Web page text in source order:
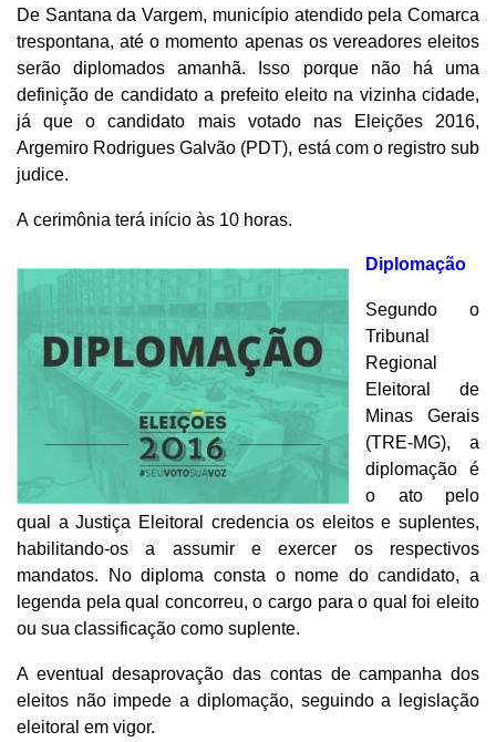
De Santana da Vargem, município atendido pela Comarca
trespontana, até o momento apenas os vereadores eleitos
serão diplomados amanhã. Isso porque não há uma
definição de candidato a prefeito eleito na vizinha cidade,
já que o candidato mais votado nas Eleições 2016,
Argemiro Rodrigues Galvão (PDT), está com o registro sub
judice.
A cerimônia terá início às 10 horas.
Diplomação
Segundo o
Tribunal
Regional
Eleitoral de
Minas Gerais
(TRE-MG), a
diplomação é
o ato pelo
qual a Justiça Eleitoral credencia os eleitos e suplentes,
habilitando-os a assumir e exercer os respectivos
mandatos. No diploma consta o nome do candidato, a
legenda pela qual concorreu, o cargo para o qual foi eleito
ou sua classificação como suplente.
A eventual desaprovação das contas de campanha dos
eleitos não impede a diplomação, seguindo a legislação
eleitoral em vigor.